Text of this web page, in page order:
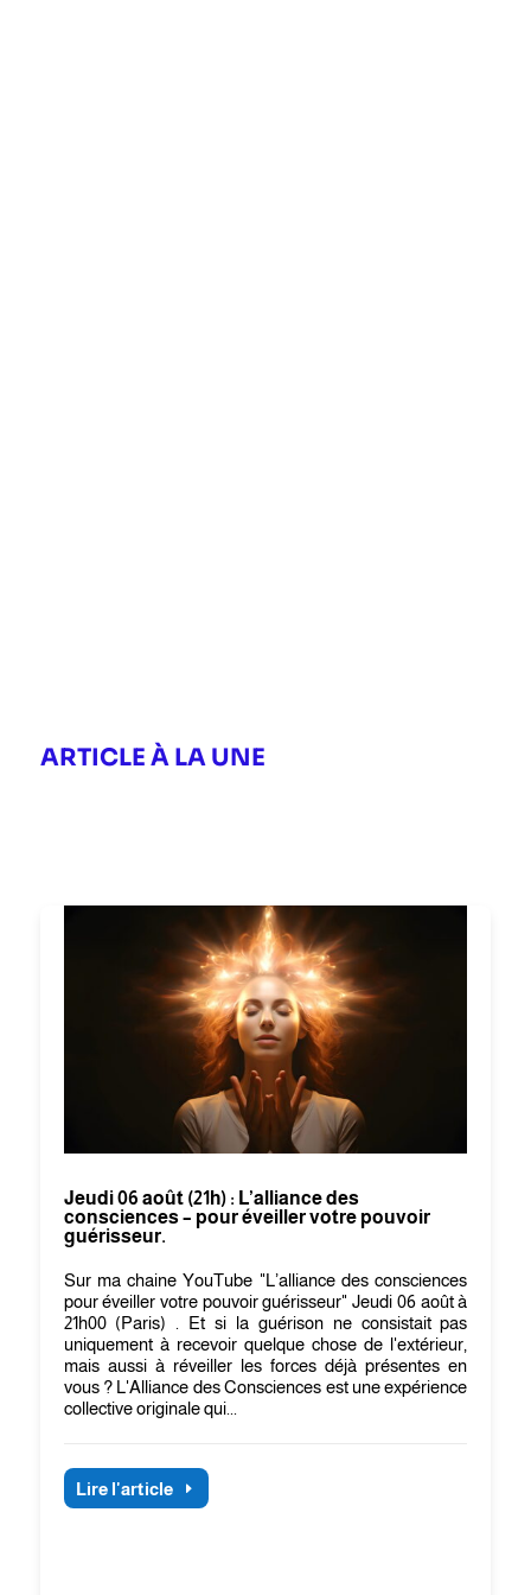
ARTICLE À LA UNE
Jeudi 06 août (21h) : L’alliance des
consciences – pour éveiller votre pouvoir
guérisseur.
Sur ma chaine YouTube "L’alliance des consciences
pour éveiller votre pouvoir guérisseur" Jeudi 06 août à
21h00 (Paris) . Et si la guérison ne consistait pas
uniquement à recevoir quelque chose de l'extérieur,
mais aussi à réveiller les forces déjà présentes en
vous ? L'Alliance des Consciences est une expérience
collective originale qui...
Lire l'article